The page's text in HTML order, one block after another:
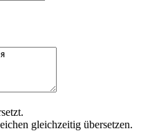
gleichzeitig übersetzen.